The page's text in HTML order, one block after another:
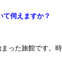
て伺えますか？
った旅館です。